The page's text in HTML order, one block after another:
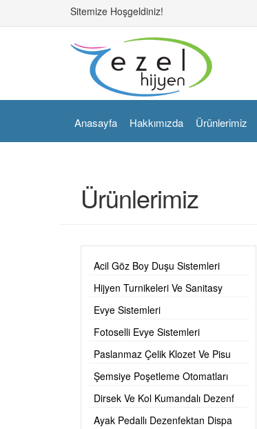
Sitemize Hoşgeldiniz!
Anasayfa Hakkımızda Ürünlerimiz
Ürünlerimiz
Acil Göz Boy Duşu Sistemleri
Hijyen Turnikeleri Ve Sanitasy
Evye Sistemleri
Fotoselli Evye Sistemleri
Paslanmaz Çelik Klozet Ve Pisu
Şemsiye Poşetleme Otomatları
Dirsek Ve Kol Kumandalı Dezenf
Ayak Pedallı Dezenfektan Dispa